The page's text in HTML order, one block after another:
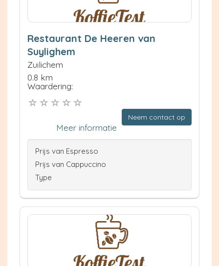
Restaurant De Heeren van
Suylighem
Zuilichem
0.8 km
Waardering:
Neem contact op
Meer informatie
Prijs van Espresso
Prijs van Cappuccino
Type